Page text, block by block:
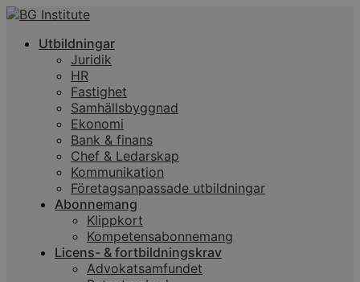
Utbildningar
Juridik
HR
Fastighet
Samhällsbyggnad
Ekonomi
Bank & finans
Chef & Ledarskap
Kommunikation
Företagsanpassade utbildningar
Abonnemang
Klippkort
Kompetensabonnemang
Licens- & fortbildningskrav
Advokatsamfundet